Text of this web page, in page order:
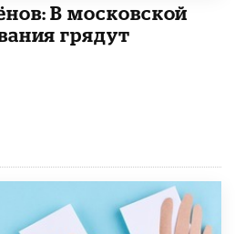
В московской
грядут